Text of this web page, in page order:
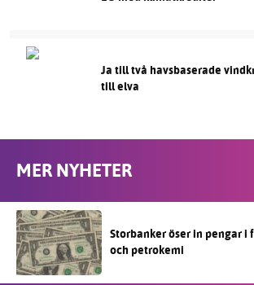
Ja till två havsbaserade
till elva
MER NYHETER
Storbanker öser in pengar i
och petrokemi